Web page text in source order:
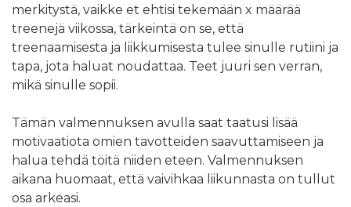
merkitystä, vaikke et ehtisi tekemään x määrää
treenejä viikossa, tärkeintä on se, että
treenaamisesta ja liikkumisesta tulee sinulle rutiini ja
tapa, jota haluat noudattaa. Teet juuri sen verran,
mikä sinulle sopii.
Tämän valmennuksen avulla saat taatusi lisää
motivaatiota omien tavotteiden saavuttamiseen ja
halua tehdä töitä niiden eteen. Valmennuksen
aikana huomaat, että vaivihkaa liikunnasta on tullut
osa arkeasi.